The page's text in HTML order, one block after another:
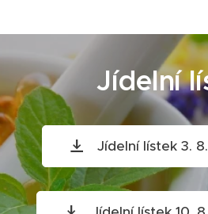
Jídelní
Jídelní lístek 3.